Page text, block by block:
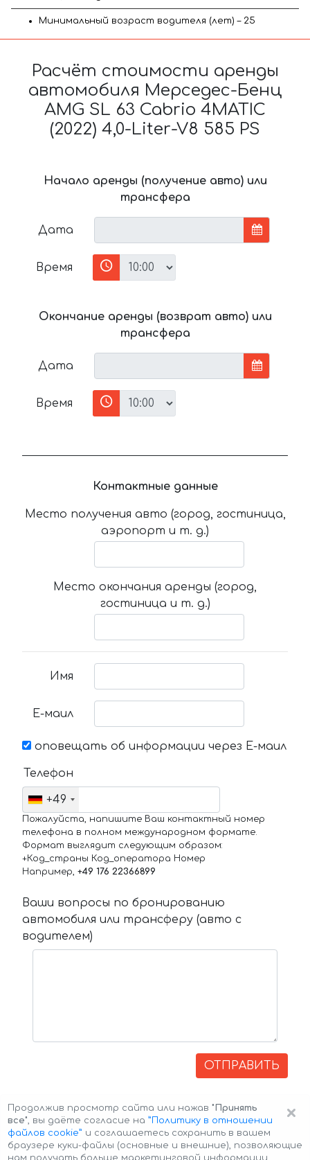
Минимальный возраст водителя (лет) – 25
Расчёт стоимости аренды
автомобиля Мерседес-Бенц
AMG SL 63 Cabrio 4MATIC
(2022) 4,0-Liter-V8 585 PS
Начало аренды (получение авто) или
трансфера
Дата
Время
Окончание аренды (возврат авто) или
трансфера
Дата
Время
Контактные данные
Место получения авто (город, гостиница,
аэропорт и т. д.)
Место окончания аренды (город,
гостиница и т. д.)
Имя
Е-маил
оповещать об информации через Е-маил
Телефон
+49
Пожалуйста, напишите Ваш контактный номер
телефона в полном международном формате.
Формат выглядит следующим образом:
+Код_страны Код_оператора Номер
Например, +49 176 22366899
Ваши вопросы по бронированию
автомобиля или трансферу (авто с
водителем)
ОТПРАВИТЬ
×
Продолжив просмотр сайта или нажав "Принять
все", вы даёте согласие на ”Политику в отношении
файлов cookie” и соглашаетесь сохранить в вашем
браузере куки-файлы (основные и внешние), позволяющие
нам получать больше маркетинговой информации,